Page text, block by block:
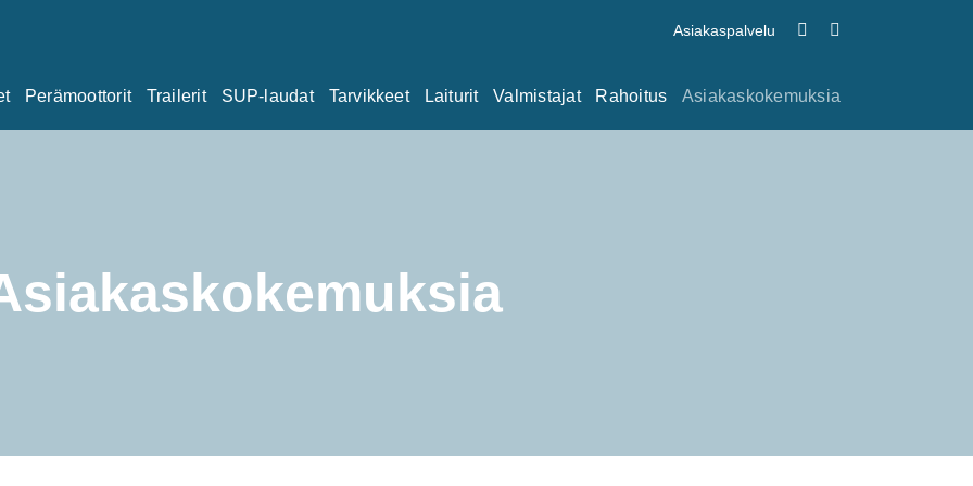
Asiakaspalvelu
Perämoottorit Trailerit SUP-laudat Tarvikkeet Laiturit Valmistajat Rahoitus Asiakaskokemuksia